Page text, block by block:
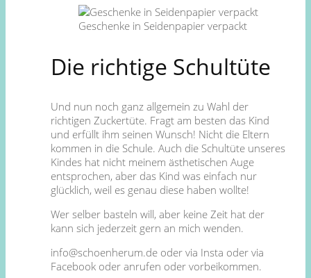
Geschenke in Seidenpapier verpackt
Die richtige Schultüte
Und nun noch ganz allgemein zu Wahl der
richtigen Zuckertüte. Fragt am besten das Kind
und erfüllt ihm seinen Wunsch! Nicht die Eltern
kommen in die Schule. Auch die Schultüte unseres
Kindes hat nicht meinem ästhetischen Auge
entsprochen, aber das Kind was einfach nur
glücklich, weil es genau diese haben wollte!
Wer selber basteln will, aber keine Zeit hat der
kann sich jederzeit gern an mich wenden.
info@schoenherum.de oder via Insta oder via
Facebook oder anrufen oder vorbeikommen.